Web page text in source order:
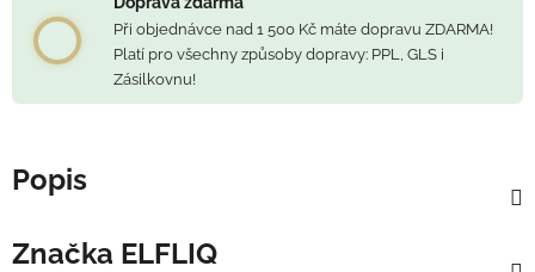
Při objednávce nad 1 500 Kč máte dopravu ZDARMA!
Platí pro všechny způsoby dopravy: PPL, GLS i
Zásilkovnu!
Popis
Značka ELFLIQ